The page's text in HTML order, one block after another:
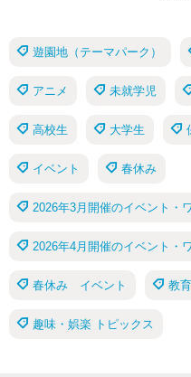
遊園地（テーマパーク）
アニメ 未就学児
高校生 大学生
イベント 春休み
2026年3月開催のイベント・
2026年4月開催のイベント・
春休み イベント 教
趣味・娯楽 トピックス